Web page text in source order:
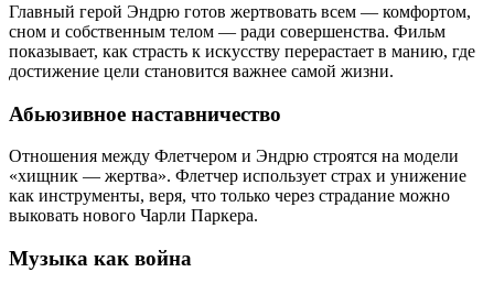
Главный герой Эндрю готов жертвовать всем — комфортом,
сном и собственным телом — ради совершенства. Фильм
показывает, как страсть к искусству перерастает в манию, где
достижение цели становится важнее самой жизни.
Абьюзивное наставничество
Отношения между Флетчером и Эндрю строятся на модели
«хищник — жертва». Флетчер использует страх и унижение
как инструменты, веря, что только через страдание можно
выковать нового Чарли Паркера.
Музыка как война